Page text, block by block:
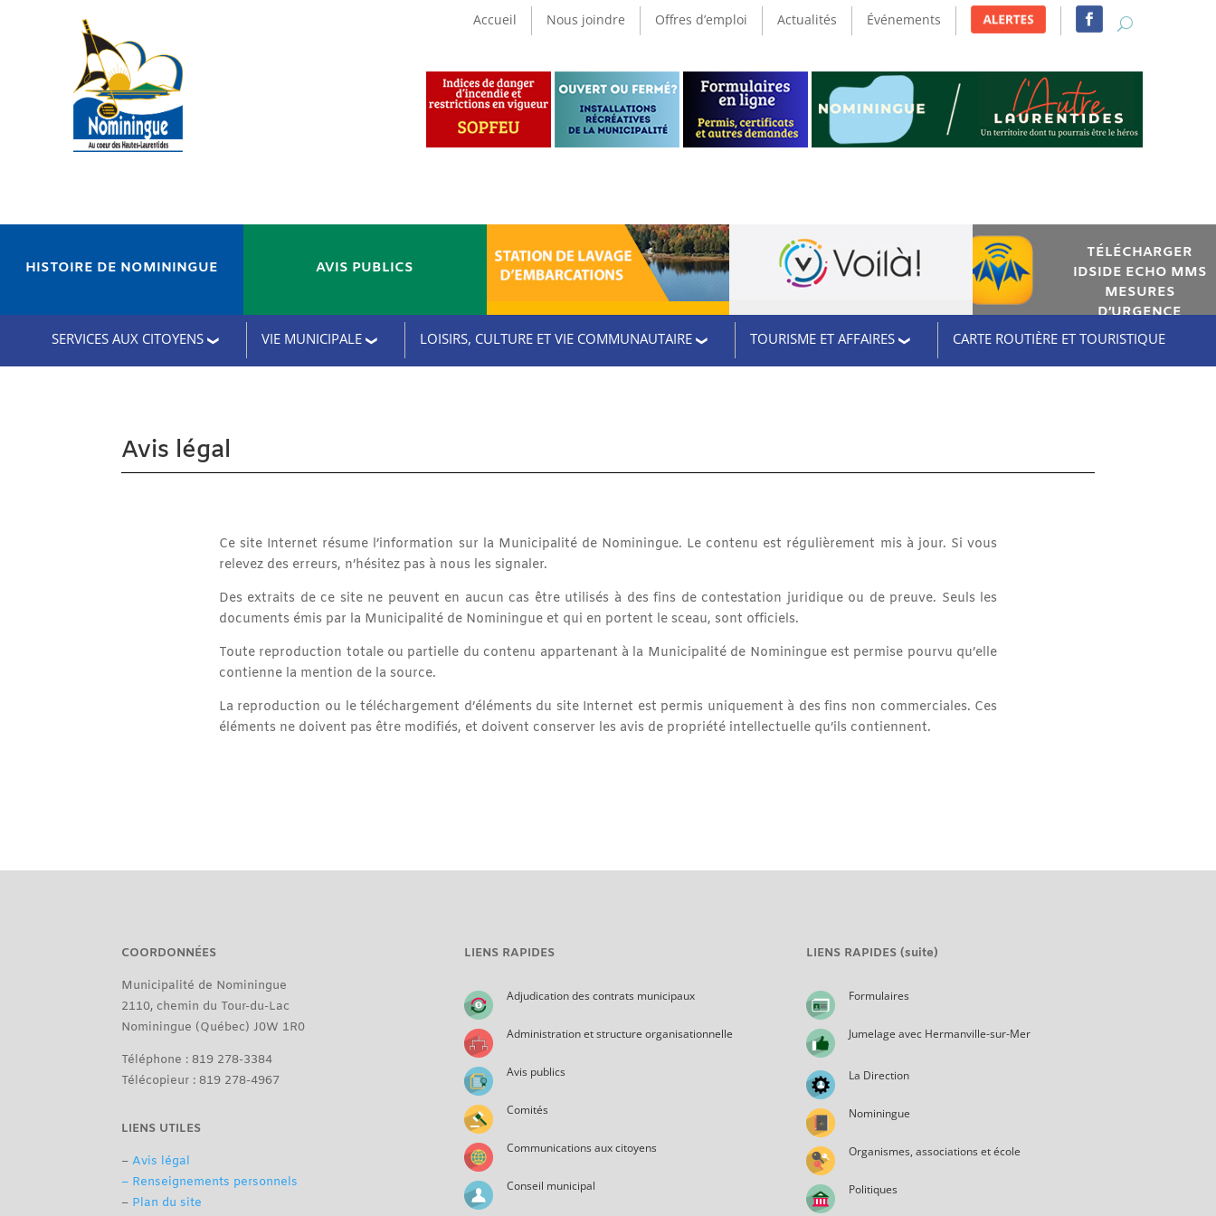
Accueil Nous joindre Offres d’emploi Actualités Événements
HISTOIRE DE NOMININGUE AVIS PUBLICS
TÉLÉCHARGER
IDSIDE ECHO MMS
MESURES
D’URGENCE
SERVICES AUX CITOYENS
VIE MUNICIPALE LOISIRS, CULTURE ET VIE COMMUNAUTAIRE TOURISME ET AFFAIRES CARTE ROUTIÈRE ET TOURISTIQUE
Avis légal
Ce site Internet résume l’information sur la Municipalité de Nominingue. Le contenu est régulièrement mis à jour. Si vous
relevez des erreurs, n’hésitez pas à nous les signaler.
Des extraits de ce site ne peuvent en aucun cas être utilisés à des fins de contestation juridique ou de preuve. Seuls les
documents émis par la Municipalité de Nominingue et qui en portent le sceau, sont officiels.
Toute reproduction totale ou partielle du contenu appartenant à la Municipalité de Nominingue est permise pourvu qu’elle
contienne la mention de la source.
La reproduction ou le téléchargement d’éléments du site Internet est permis uniquement à des fins non commerciales. Ces
éléments ne doivent pas être modifiés, et doivent conserver les avis de propriété intellectuelle qu’ils contiennent.
COORDONNÉES
Municipalité de Nominingue
2110, chemin du Tour-du-Lac
Nominingue (Québec) J0W 1R0
Téléphone : 819 278-3384
Télécopieur : 819 278-4967
LIENS UTILES
–Avis légal
– Renseignements personnels
– Plan du site
LIENS RAPIDES
Adjudication des contrats municipaux
Administration et structure organisationnelle
Avis publics
Comités
Communications aux citoyens
Conseil municipal
LIENS RAPIDES (suite)
Formulaires
Jumelage avec Hermanville-sur-Mer
La Direction
Nominingue
Organismes, associations et école
Politiques